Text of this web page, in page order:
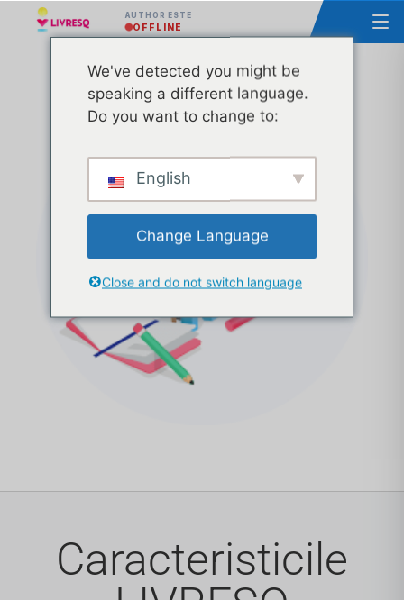
AUTHOR ESTE
OFFLINE
Abonament lunar ACADEMIC – PRO
Caracteristicile
We've detected you might be
speaking a different language.
Do you want to change to:
English
Change Language
Close and do not switch language